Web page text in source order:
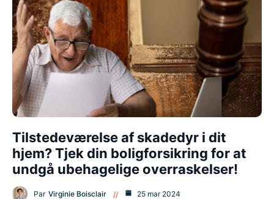
Tilstedeværelse af skadedyr i dit
hjem? Tjek din boligforsikring for at
undgå ubehagelige overraskelser!
Par Virginie Boisclair 25 mar 2024